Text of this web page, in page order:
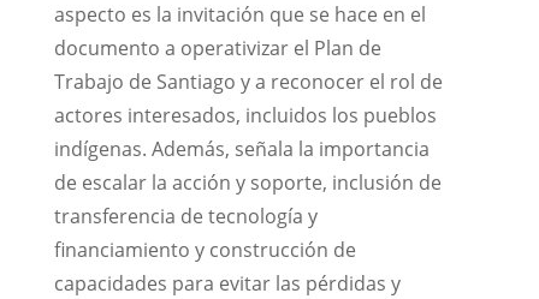
aspecto es la invitación que se hace en el
documento a operativizar el Plan de
Trabajo de Santiago y a reconocer el rol de
actores interesados, incluidos los pueblos
indígenas. Además, señala la importancia
de escalar la acción y soporte, inclusión de
transferencia de tecnología y
financiamiento y construcción de
capacidades para evitar las pérdidas y